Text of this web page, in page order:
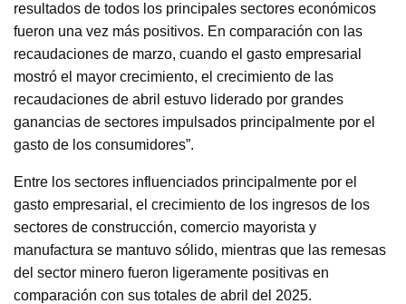
resultados de todos los principales sectores económicos
fueron una vez más positivos. En comparación con las
recaudaciones de marzo, cuando el gasto empresarial
mostró el mayor crecimiento, el crecimiento de las
recaudaciones de abril estuvo liderado por grandes
ganancias de sectores impulsados principalmente por el
gasto de los consumidores”.
Entre los sectores influenciados principalmente por el
gasto empresarial, el crecimiento de los ingresos de los
sectores de construcción, comercio mayorista y
manufactura se mantuvo sólido, mientras que las remesas
del sector minero fueron ligeramente positivas en
comparación con sus totales de abril del 2025.